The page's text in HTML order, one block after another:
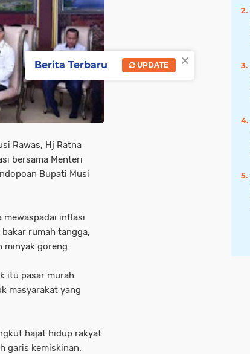
Rawas, Hj Ratna
bersama Menteri
Bupati Musi
mewaspadai inflasi
rumah tangga,
minyak goreng.
itu pasar murah
masyarakat yang
hajat hidup rakyat
garis kemiskinan.
×
Berita Terbaru UPDATE